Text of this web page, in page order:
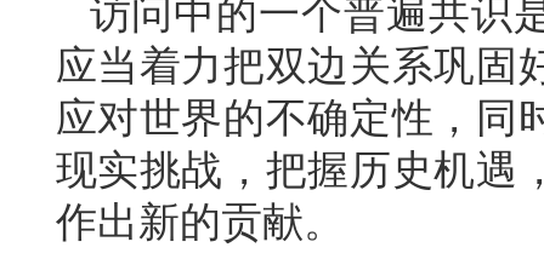
访问中的一个普遍共识
应当着力把双边关系巩固
应对世界的不确定性，同
现实挑战，把握历史机遇
作出新的贡献。